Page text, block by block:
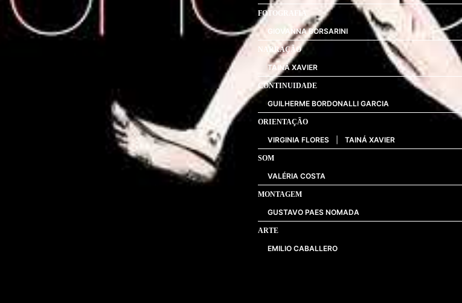
FOTOGRAFIA
GIOVANNA BORSARINI
NARRAÇÃO
TAINÁ XAVIER
CONTINUIDADE
GUILHERME BORDONALLI GARCIA
ORIENTAÇÃO
VIRGINIA FLORES TAINÁ XAVIER
SOM
VALÉRIA COSTA
MONTAGEM
GUSTAVO PAES NOMADA
ARTE
EMILIO CABALLERO